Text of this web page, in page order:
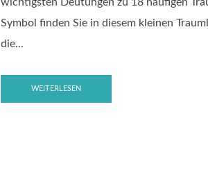
Symbol finden Sie in diesem kleinen
die...
WEITERLESEN